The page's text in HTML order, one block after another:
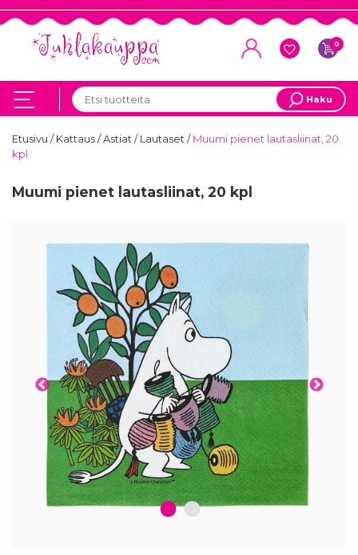
0
Haku
Etusivu /Kattaus/Astiat/Lautaset/Muumi pienet lautasliinat, 20
kpl
Muumi pienet lautasliinat, 20 kpl
1 2